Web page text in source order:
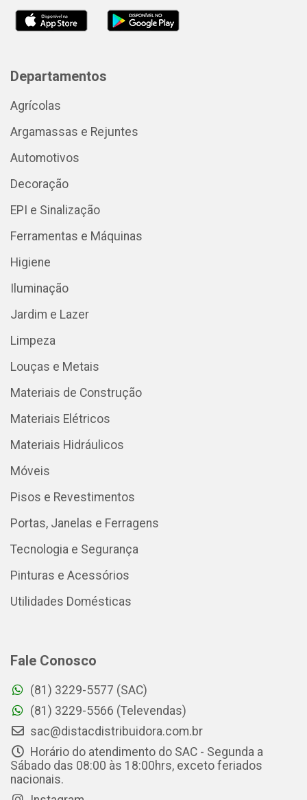
Departamentos
Agrícolas
Argamassas e Rejuntes
Automotivos
Decoração
EPI e Sinalização
Ferramentas e Máquinas
Higiene
Iluminação
Jardim e Lazer
Limpeza
Louças e Metais
Materiais de Construção
Materiais Elétricos
Materiais Hidráulicos
Móveis
Pisos e Revestimentos
Portas, Janelas e Ferragens
Tecnologia e Segurança
Pinturas e Acessórios
Utilidades Domésticas
Fale Conosco
(81) 3229-5577 (SAC)
(81) 3229-5566 (Televendas)
sac@distacdistribuidora.com.br
Horário do atendimento do SAC - Segunda a
Sábado das 08:00 às 18:00hrs, exceto feriados
nacionais.